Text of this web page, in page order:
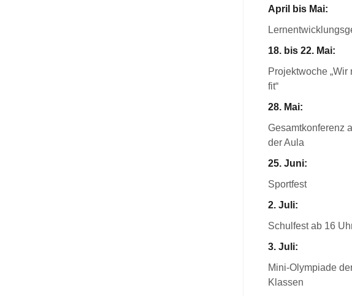
April bis Mai:
18. bis 22. Mai:
Projektwoche „Wir
fit“
28. Mai:
Gesamtkonferenz
der Aula
25. Juni:
Sportfest
2. Juli:
Schulfest ab 16
3. Juli:
Mini-Olympiade
Klassen